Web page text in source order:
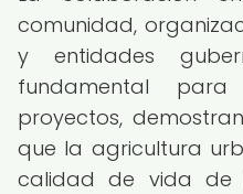
comunidad,
y entidades
fundamental
proyectos,
que la agricultura
calidad de vida de